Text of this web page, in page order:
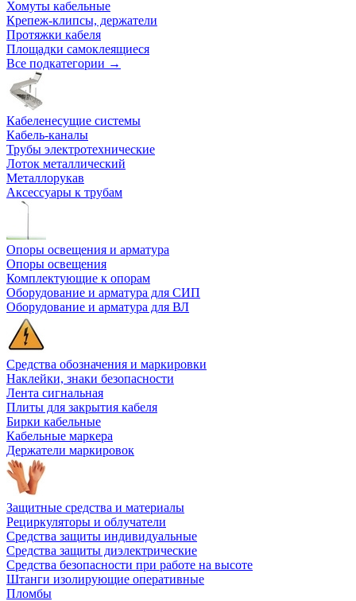
Хомуты кабельные
Крепеж-клипсы, держатели
Протяжки кабеля
Площадки самоклеящиеся
Все подкатегории →
Кабеленесущие системы
Кабель-каналы
Трубы электротехнические
Лоток металлический
Металлорукав
Аксессуары к трубам
Опоры освещения и арматура
Опоры освещения
Комплектующие к опорам
Оборудование и арматура для СИП
Оборудование и арматура для ВЛ
Средства обозначения и маркировки
Наклейки, знаки безопасности
Лента сигнальная
Плиты для закрытия кабеля
Бирки кабельные
Кабельные маркера
Держатели маркировок
Защитные средства и материалы
Рециркуляторы и облучатели
Средства защиты индивидуальные
Средства защиты диэлектрические
Средства безопасности при работе на высоте
Штанги изолирующие оперативные
Пломбы